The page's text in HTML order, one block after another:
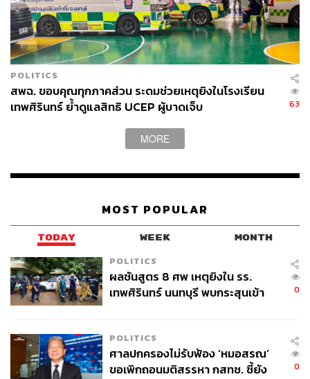
POLITICS
สพฉ. ขอบคุณทุกภาคส่วน ระดมช่วยเหตุยิงในโรงเรียน
เทพศิรินทร์ ย้ำดูแลสิทธิ UCEP ผู้บาดเจ็บ
63
MORE
MOST POPULAR
TODAY WEEK MONTH
POLITICS
ผลชันสูตร 8 ศพ เหตุยิงใน รร.
เทพศิรินทร์ นนทบุรี พบกระสุนเข้า
0
POLITICS
ศาลปกครองไม่รับฟ้อง ‘หมอสรณ’
ขอเพิกถอนมติสรรหา กสทช. ชี้ยัง
0